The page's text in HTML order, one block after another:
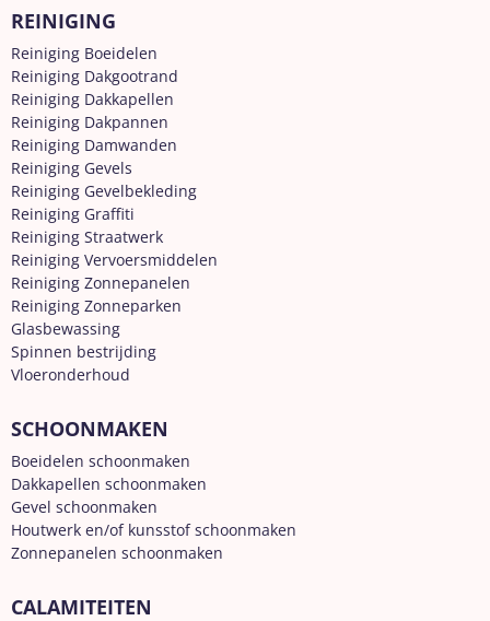
REINIGING
Reiniging Boeidelen
Reiniging Dakgootrand
Reiniging Dakkapellen
Reiniging Dakpannen
Reiniging Damwanden
Reiniging Gevels
Reiniging Gevelbekleding
Reiniging Graffiti
Reiniging Straatwerk
Reiniging Vervoersmiddelen
Reiniging Zonnepanelen
Reiniging Zonneparken
Glasbewassing
Spinnen bestrijding
Vloeronderhoud
SCHOONMAKEN
Boeidelen schoonmaken
Dakkapellen schoonmaken
Gevel schoonmaken
Houtwerk en/of kunsstof schoonmaken
Zonnepanelen schoonmaken
CALAMITEITEN